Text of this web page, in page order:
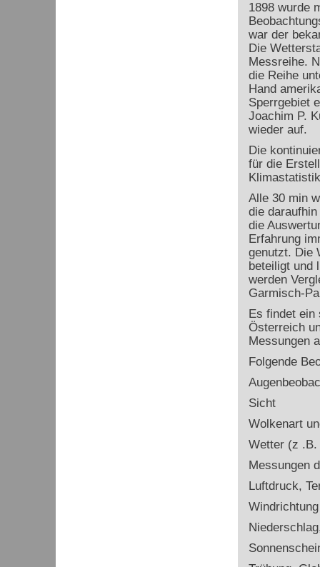
1898 wurde
war der
Die
Messreihe.
die Reihe
Hand
Sperrgebiet
Joachim P.
wieder auf.
Die
für die
Alle 30 min
die
die
Erfahrung
genutzt. Die
beteiligt und
werden
Garmisch-
Es findet ein
Österreich
Messungen
Folgende
Sicht
Wolkenart
Wetter (z .B.
Messungen
Luftdruck,